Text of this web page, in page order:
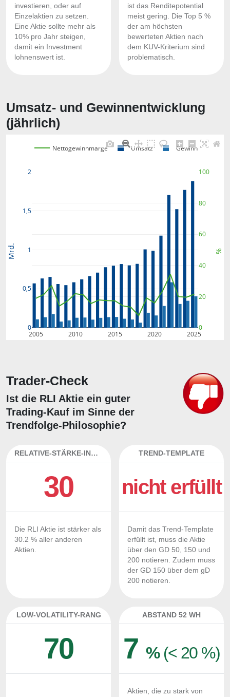
investieren, oder auf
Einzelaktien zu setzen.
Eine Aktie sollte mehr als
10% pro Jahr steigen,
damit ein Investment
lohnenswert ist.
ist das Renditepotential
meist gering. Die Top 5 %
der am höchsten
bewerteten Aktien nach
dem KUV-Kriterium sind
problematisch.
Umsatz- und Gewinnentwicklung
(jährlich)
2005 2010 2015 2020 2025
0
0,5
1
1,5
2
0
20
40
60
80
100
Nettogewinnmarge Umsatz Gewinn
Mrd. %
Trader-Check
Ist die RLI Aktie ein guter
Trading-Kauf im Sinne der
Trendfolge-Philosophie?
RELATIVE-STÄRKE-INDEX
30
Die RLI Aktie ist stärker als
30.2 % aller anderen
Aktien.
TREND-TEMPLATE
nicht erfüllt
Damit das Trend-Template
erfüllt ist, muss die Aktie
über den GD 50, 150 und
200 notieren. Zudem muss
der GD 150 über dem gD
200 notieren.
LOW-VOLATILITY-RANG
70
ABSTAND 52 WH
7 % (< 20 %)
Aktien, die zu stark von